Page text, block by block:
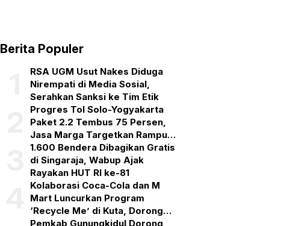
Berita Populer
RSA UGM Usut Nakes Diduga
Nirempati di Media Sosial,
Serahkan Sanksi ke Tim Etik
Progres Tol Solo-Yogyakarta
Paket 2.2 Tembus 75 Persen,
Jasa Marga Targetkan Rampung
September 2026
1.600 Bendera Dibagikan Gratis
di Singaraja, Wabup Ajak
Rayakan HUT RI ke-81
Kolaborasi Coca-Cola dan M
Mart Luncurkan Program
‘Recycle Me’ di Kuta, Dorong
Ekosistem Daur Ulang Kemasan
Pemkab Gunungkidul Dorong